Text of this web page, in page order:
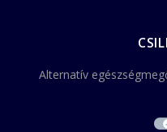
Alternatív